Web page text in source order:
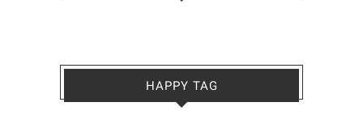
HAPPY TAG